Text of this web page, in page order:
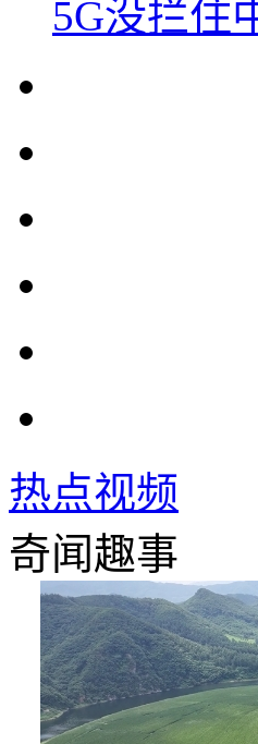
5G没拦住
热点视频
奇闻趣事